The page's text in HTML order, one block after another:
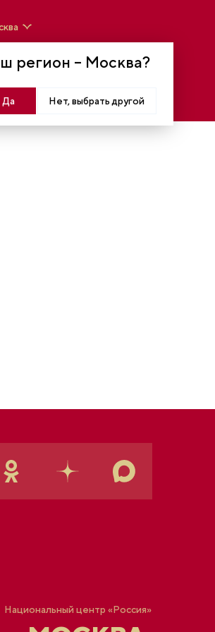
регион – Москва?
Да Нет, выбрать другой
КРАСНОПРЕСНЕНСКАЯ НАБ., 14
Войти
Национальный центр «Россия»